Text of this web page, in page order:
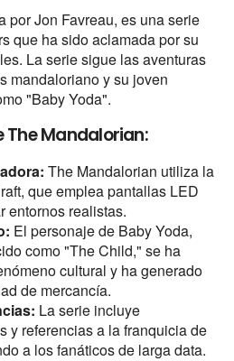
por Jon Favreau, es una serie
que ha sido aclamada por su
La serie sigue las aventuras
mandaloriano y su joven
"Baby Yoda".
Mandalorian:
The Mandalorian utiliza la
que emplea pantallas LED
entornos realistas.
El personaje de Baby Yoda,
como "The Child," se ha
cultural y ha generado
de mercancía.
La serie incluye
y referencias a la franquicia de
a los fanáticos de larga data.